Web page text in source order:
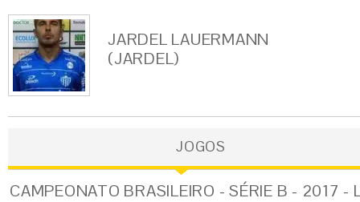
JARDEL LAUERMANN
(JARDEL)
JOGOS
CAMPEONATO BRASILEIRO - SÉRIE B - 2017 -